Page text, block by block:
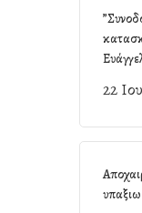
22